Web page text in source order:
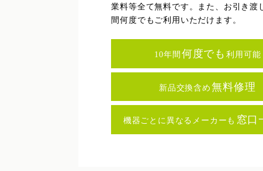
業料等全て無料です。また、お引き渡
間何度でもご利用いただけます。
10年間 何度でも 利用可能
新品交換含め 無料修理
機器ごとに異なるメーカーも 窓口